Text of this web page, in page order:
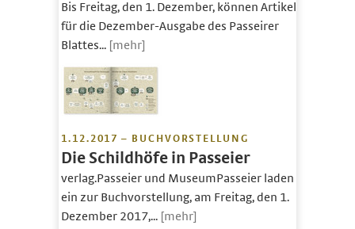
Bis Freitag, den 1. Dezember, können Artikel
für die Dezember-Ausgabe des Passeirer
Blattes... [mehr]
1.12.2017 – BUCHVORSTELLUNG
Die Schildhöfe in Passeier
verlag.Passeier und MuseumPasseier laden
ein zur Buchvorstellung, am Freitag, den 1.
Dezember 2017,... [mehr]